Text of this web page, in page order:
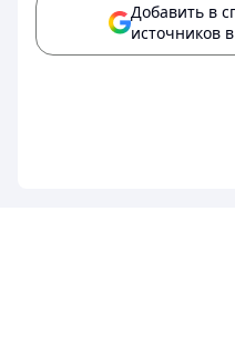
Добавить в
источников